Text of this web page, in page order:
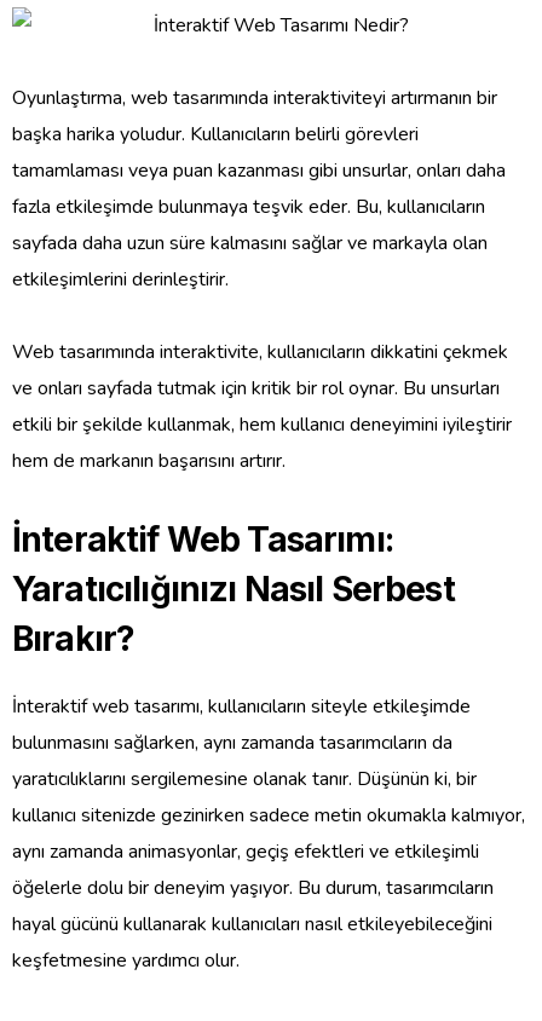
Oyunlaştırma, web tasarımında interaktiviteyi artırmanın bir
başka harika yoludur. Kullanıcıların belirli görevleri
tamamlaması veya puan kazanması gibi unsurlar, onları daha
fazla etkileşimde bulunmaya teşvik eder. Bu, kullanıcıların
sayfada daha uzun süre kalmasını sağlar ve markayla olan
etkileşimlerini derinleştirir.
Web tasarımında interaktivite, kullanıcıların dikkatini çekmek
ve onları sayfada tutmak için kritik bir rol oynar. Bu unsurları
etkili bir şekilde kullanmak, hem kullanıcı deneyimini iyileştirir
hem de markanın başarısını artırır.
İnteraktif Web Tasarımı:
Yaratıcılığınızı Nasıl Serbest
Bırakır?
İnteraktif web tasarımı, kullanıcıların siteyle etkileşimde
bulunmasını sağlarken, aynı zamanda tasarımcıların da
yaratıcılıklarını sergilemesine olanak tanır. Düşünün ki, bir
kullanıcı sitenizde gezinirken sadece metin okumakla kalmıyor,
aynı zamanda animasyonlar, geçiş efektleri ve etkileşimli
öğelerle dolu bir deneyim yaşıyor. Bu durum, tasarımcıların
hayal gücünü kullanarak kullanıcıları nasıl etkileyebileceğini
keşfetmesine yardımcı olur.